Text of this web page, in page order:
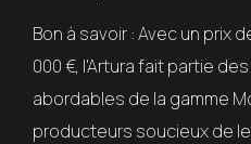
Bon à savoir : Avec un prix
000 €, l'Artura fait partie
abordables de la gamme
producteurs soucieux de